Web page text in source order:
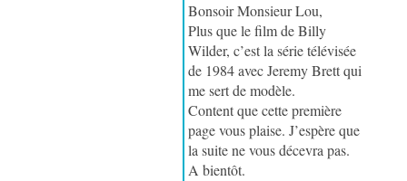
Bonsoir Monsieur Lou,
Plus que le film de Billy
Wilder, c’est la série télévisée
de 1984 avec Jeremy Brett qui
me sert de modèle.
Content que cette première
page vous plaise. J’espère que
la suite ne vous décevra pas.
A bientôt.